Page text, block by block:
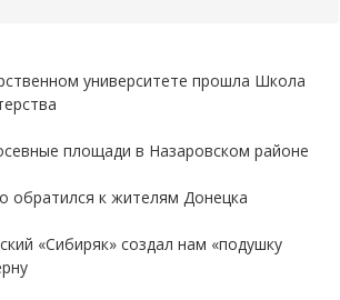
университете прошла Школа
площади в Назаровском районе
обратился к жителям Донецка
«Сибиряк» создал нам «подушку